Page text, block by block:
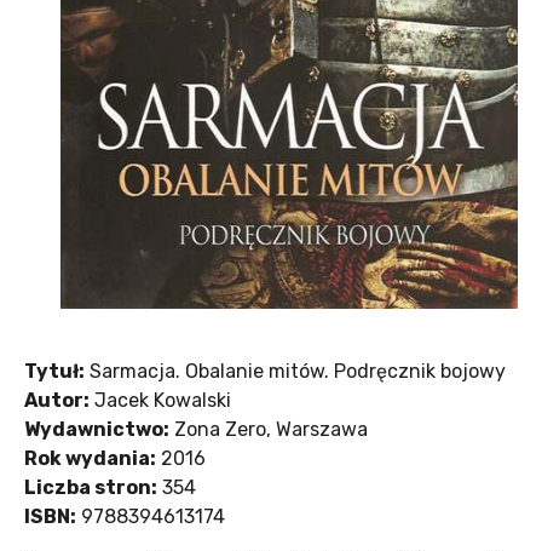
Tytuł: Sarmacja. Obalanie mitów. Podręcznik bojowy
Autor: Jacek Kowalski
Wydawnictwo: Zona Zero, Warszawa
Rok wydania: 2016
Liczba stron: 354
ISBN: 9788394613174